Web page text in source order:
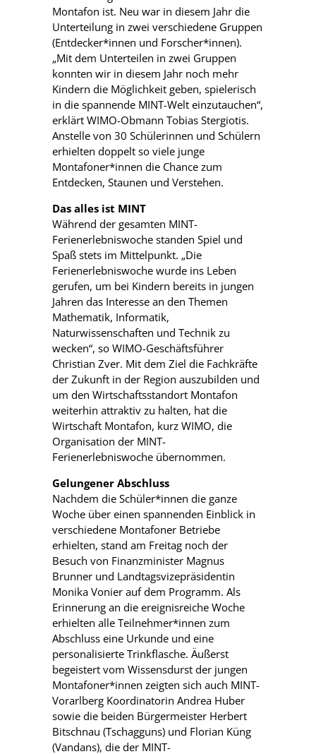
Montafon ist. Neu war in diesem Jahr die
Unterteilung in zwei verschiedene Gruppen
(Entdecker*innen und Forscher*innen).
„Mit dem Unterteilen in zwei Gruppen
konnten wir in diesem Jahr noch mehr
Kindern die Möglichkeit geben, spielerisch
in die spannende MINT-Welt einzutauchen“,
erklärt WIMO-Obmann Tobias Stergiotis.
Anstelle von 30 Schülerinnen und Schülern
erhielten doppelt so viele junge
Montafoner*innen die Chance zum
Entdecken, Staunen und Verstehen.
Das alles ist MINT
Während der gesamten MINT-
Ferienerlebniswoche standen Spiel und
Spaß stets im Mittelpunkt. „Die
Ferienerlebniswoche wurde ins Leben
gerufen, um bei Kindern bereits in jungen
Jahren das Interesse an den Themen
Mathematik, Informatik,
Naturwissenschaften und Technik zu
wecken“, so WIMO-Geschäftsführer
Christian Zver. Mit dem Ziel die Fachkräfte
der Zukunft in der Region auszubilden und
um den Wirtschaftsstandort Montafon
weiterhin attraktiv zu halten, hat die
Wirtschaft Montafon, kurz WIMO, die
Organisation der MINT-
Ferienerlebniswoche übernommen.
Gelungener Abschluss
Nachdem die Schüler*innen die ganze
Woche über einen spannenden Einblick in
verschiedene Montafoner Betriebe
erhielten, stand am Freitag noch der
Besuch von Finanzminister Magnus
Brunner und Landtagsvizepräsidentin
Monika Vonier auf dem Programm. Als
Erinnerung an die ereignisreiche Woche
erhielten alle Teilnehmer*innen zum
Abschluss eine Urkunde und eine
personalisierte Trinkflasche. Äußerst
begeistert vom Wissensdurst der jungen
Montafoner*innen zeigten sich auch MINT-
Vorarlberg Koordinatorin Andrea Huber
sowie die beiden Bürgermeister Herbert
Bitschnau (Tschagguns) und Florian Küng
(Vandans), die der MINT-